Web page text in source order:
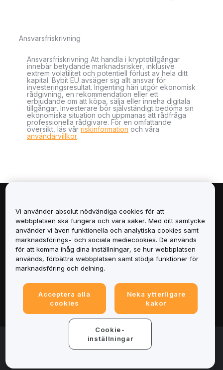
Ansvarsfriskrivning
Ansvarsfriskrivning Att handla i kryptotillgångar
innebär betydande marknadsrisker, inklusive
extrem volatilitet och potentiell förlust av hela ditt
kapital. Bybit EU avsäger sig allt ansvar för
investeringsresultat. Ingenting häri utgör ekonomisk
rådgivning, en rekommendation eller ett
erbjudande om att köpa, sälja eller inneha digitala
tillgångar. Investerare bör självständigt bedöma sin
ekonomiska situation och uppmanas att rådfråga
professionella rådgivare. För en omfattande
översikt, läs vår riskinformation och våra
användarvillkor.
Tjänster
Support
© 2025-2026 Bybit.eu. Alla rättigheter förbehålls.
Vi använder absolut nödvändiga cookies för att
webbplatsen ska fungera och vara säker. Med ditt samtycke
använder vi även funktionella och analytiska cookies samt
marknadsförings- och sociala mediecookies. De används
för att komma ihåg dina inställningar, se hur webbplatsen
används, förbättra webbplatsen samt stödja funktioner för
marknadsföring och delning.
Acceptera alla
cookies
Neka ytterligare
kakor
Cookie-
inställningar